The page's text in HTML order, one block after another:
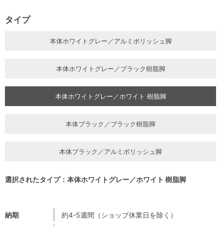
納期
約4-5週間（ショップ休業日を除く）
タイプ
本体ホワイトグレー／アルミポリッシュ脚
本体ホワイトグレー／ブラック樹脂脚
本体ホワイトグレー／ホワイト 樹脂脚
本体ブラック／ブラック樹脂脚
本体ブラック／アルミポリッシュ脚
選択されたタイプ：本体ホワイトグレー／ホワイト 樹脂脚